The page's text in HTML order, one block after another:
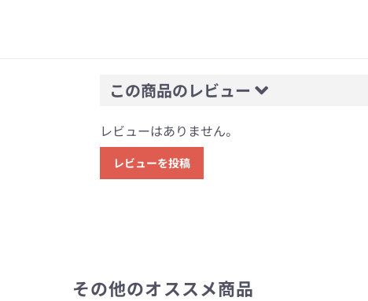
この商品のレビュー
レビューはありません。
レビューを投稿
その他のオススメ商品